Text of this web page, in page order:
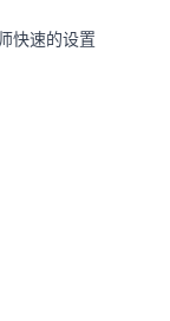
快速的设置